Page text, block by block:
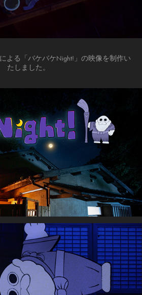
よる「バケバケNight!」の映像を制作い
たしました。